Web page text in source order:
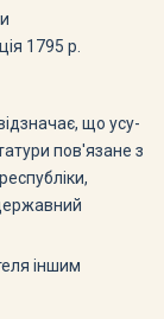
1795 р.
що усу­
пов'язане з
іншим